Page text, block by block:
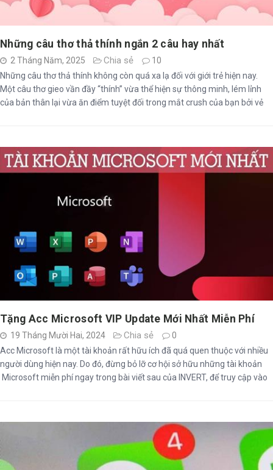
Những câu thơ thả thính ngắn 2 câu hay nhất
2 Tháng Năm, 2025 Chia sẻ
10
Những câu thơ thả thính không còn quá xa lạ đối với giới trẻ hiện nay.
Một câu thơ gieo vần đầy “thính” vừa thể hiện sự thông minh, lém lỉnh
của bản thân lại vừa ăn điểm tuyệt đối trong mắt crush của bạn bởi vẻ
Tặng Acc Microsoft VIP Update Mới Nhất Miễn Phí
19 Tháng Mười Hai, 2024 Chia sẻ
0
Acc Microsoft là một tài khoản rất hữu ích đã quá quen thuộc với nhiều
người dùng hiện nay. Do đó, đừng bỏ lỡ cơ hội sở hữu những tài khoản
Microsoft miễn phí ngay trong bài viết sau của INVERT, để truy cập vào